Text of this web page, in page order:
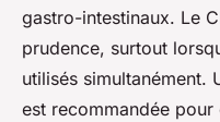
gastro-intestinaux. Le
prudence, surtout
utilisés simultanément.
est recommandée